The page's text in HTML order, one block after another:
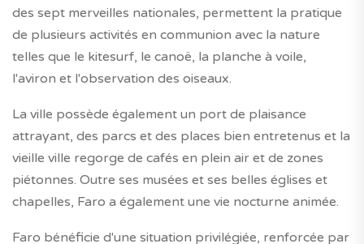
des sept merveilles nationales, permettent la pratique
de plusieurs activités en communion avec la nature
telles que le kitesurf, le canoë, la planche à voile,
l'aviron et l'observation des oiseaux.
La ville possède également un port de plaisance
attrayant, des parcs et des places bien entretenus et la
vieille ville regorge de cafés en plein air et de zones
piétonnes. Outre ses musées et ses belles églises et
chapelles, Faro a également une vie nocturne animée.
Faro bénéficie d'une situation privilégiée, renforcée par